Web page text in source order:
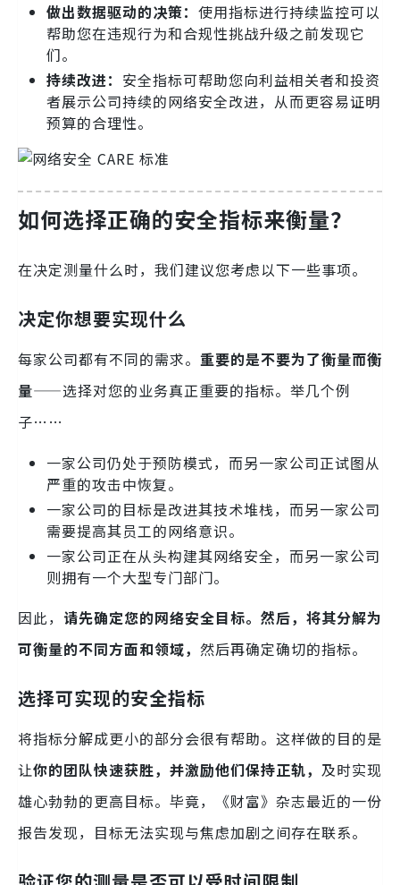
做出数据驱动的决策： 使用指标进行持续监控可以
帮助您在违规行为和合规性挑战升级之前发现它
们。
持续改进： 安全指标可帮助您向利益相关者和投资
者展示公司持续的网络安全改进，从而更容易证明
预算的合理性。
如何选择正确的安全指标来衡量？
在决定测量什么时，我们建议您考虑以下一些事项。
决定你想要实现什么
每家公司都有不同的需求。 重要的是不要为了衡量而衡
量——选择对您的业务真正重要的指标。举几个例
子……
一家公司仍处于预防模式，而另一家公司正试图从
严重的攻击中恢复。
一家公司的目标是改进其技术堆栈，而另一家公司
需要提高其员工的网络意识。
一家公司正在从头构建其网络安全，而另一家公司
则拥有一个大型专门部门。
因此， 请先确定您的网络安全目标。然后，将其分解为
可衡量的不同方面和领域， 然后再确定确切的指标。
选择可实现的安全指标
将指标分解成更小的部分会很有帮助。这样做的目的是
让你的团队快速获胜，并激励他们保持正轨， 及时实现
雄心勃勃的更高目标。毕竟，《财富》杂志最近的一份
报告发现，目标无法实现与焦虑加剧之间存在联系。